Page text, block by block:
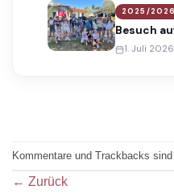
2025/2026
Besuch
1. Juli 2026
Kommentare und Trackbacks
← Zurück